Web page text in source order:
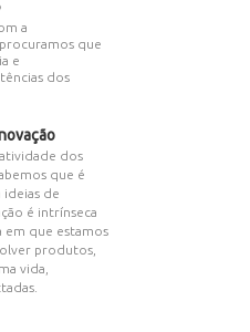
a
que
e
dos
dos
que é
ideias de
é intrínseca
em que estamos
produtos,
vida,